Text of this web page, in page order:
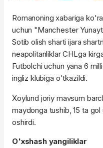
Romanoning xabariga
uchun "Manchester
Sotib olish sharti ijara
neapolitanliklar CHLga
Futbolchi uchun yana 6
ingliz klubiga o'tkazildi.
Xoylund joriy mavsum
maydonga tushib, 15 ta
oshirdi.
O'xshash yangiliklar